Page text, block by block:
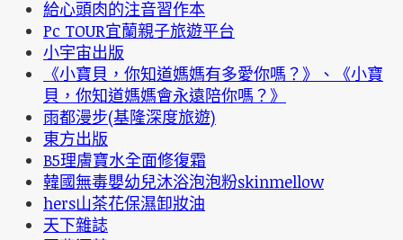
給心頭肉的注音習作本
Pc TOUR宜蘭親子旅遊平台
小宇宙出版
《小寶貝，你知道媽媽有多愛你嗎？》、《小寶
貝，你知道媽媽會永遠陪你嗎？》
雨都漫步(基隆深度旅遊)
東方出版
B5理膚寶水全面修復霜
韓國無毒嬰幼兒沐浴泡泡粉skinmellow
hers山茶花保濕卸妝油
天下雜誌